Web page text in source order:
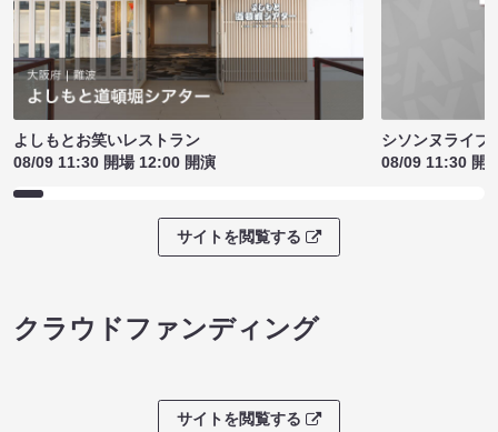
よしもとお笑いレストラン
08/09 11:30 開場 12:00 開演
シソンヌライ
08/09 11:30 開
サイトを閲覧する
クラウドファンディング
サイトを閲覧する